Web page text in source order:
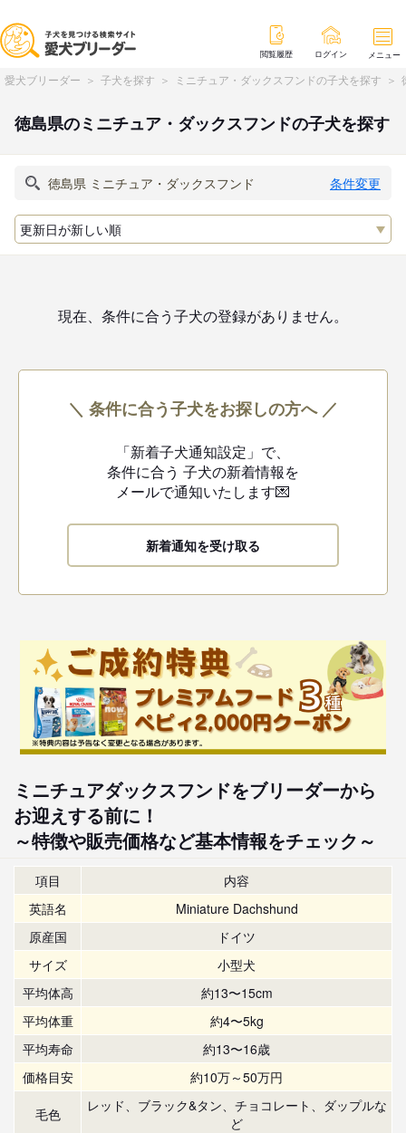
閲覧履歴 ログイン メニュー
愛犬ブリーダー 子犬を探す ミニチュア・ダックスフンドの子犬を探す
徳島県のミニチュア・ダックスフンドの子犬を探す
条件変更
現在、条件に合う子犬の登録がありません。
＼ 条件に合う子犬をお探しの方へ ／
「新着子犬通知設定」で、
条件に合う 子犬の新着情報を
メールで通知いたします💌
新着通知を受け取る
ミニチュアダックスフンドをブリーダーから
お迎えする前に！
～特徴や販売価格など基本情報をチェック～
項目
内容
英語名
Miniature Dachshund
原産国
ドイツ
サイズ
小型犬
平均体高
約13〜15cm
平均体重
約4〜5kg
平均寿命
約13〜16歳
価格目安
約10万～50万円
毛色
レッド、ブラック&タン、チョコレート、ダップルな
ど